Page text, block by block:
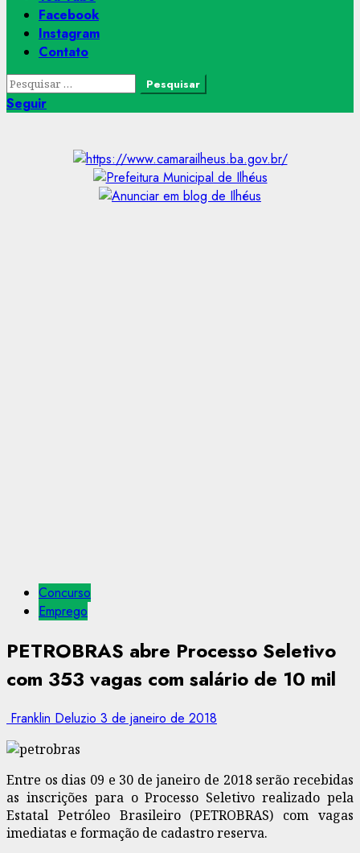
Facebook
Instagram
Contato
Pesquisar
por:
Seguir
Concurso
Emprego
PETROBRAS abre Processo Seletivo
com 353 vagas com salário de 10 mil
Franklin Deluzio 3 de janeiro de 2018
Entre os dias 09 e 30 de janeiro de 2018 serão recebidas
as inscrições para o Processo Seletivo realizado pela
Estatal Petróleo Brasileiro (PETROBRAS) com vagas
imediatas e formação de cadastro reserva.